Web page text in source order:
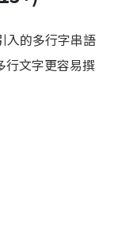
入的多行字串語
行文字更容易撰